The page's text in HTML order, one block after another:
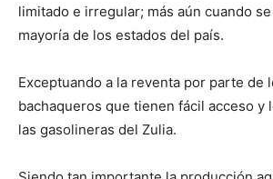
limitado e irregular; más aún cuando
mayoría de los estados del país.
Exceptuando a la reventa por parte de
bachaqueros que tienen fácil acceso y
las gasolineras del Zulia.